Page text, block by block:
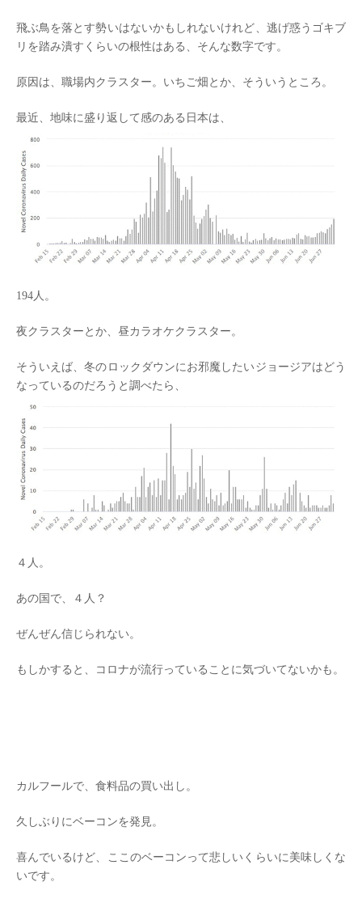
飛ぶ鳥を落とす勢いはないかもしれないけれど、逃げ惑うゴキブ
リを踏み潰すくらいの根性はある、そんな数字です。
原因は、職場内クラスター。いちご畑とか、そういうところ。
最近、地味に盛り返して感のある日本は、
194人。
夜クラスターとか、昼カラオケクラスター。
そういえば、冬のロックダウンにお邪魔したいジョージアはどう
なっているのだろうと調べたら、
４人。
あの国で、４人？
ぜんぜん信じられない。
もしかすると、コロナが流行っていることに気づいてないかも。
カルフールで、食料品の買い出し。
久しぶりにベーコンを発見。
喜んでいるけど、ここのベーコンって悲しいくらいに美味しくな
いです。